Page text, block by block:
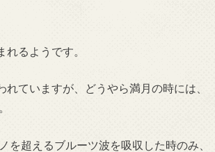
るようです。
ていますが、どうやら満月の時には、
超えるブルーツ波を吸収した時のみ、